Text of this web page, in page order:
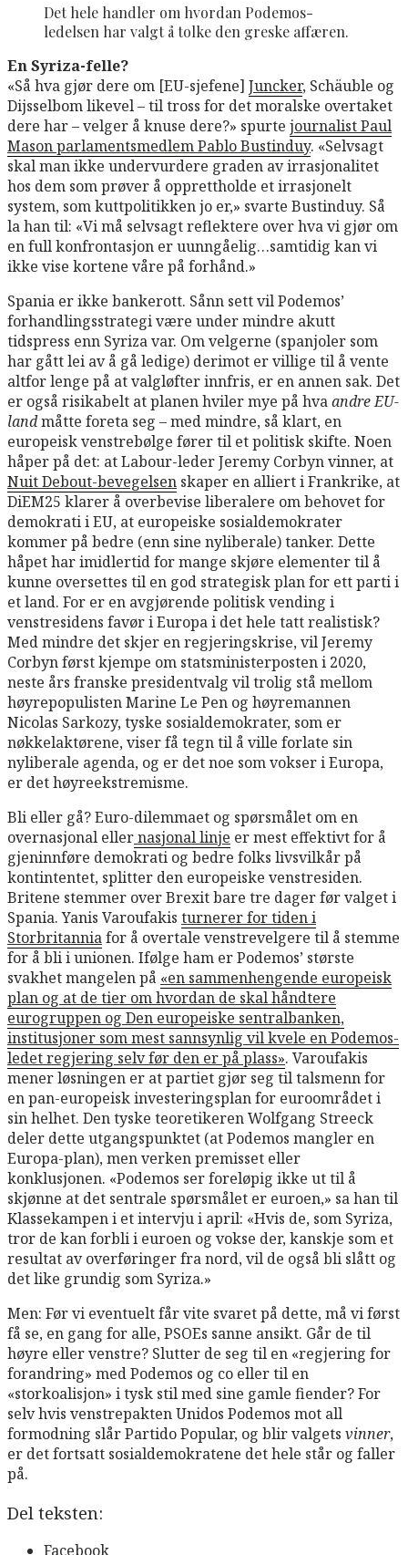
Det hele handler om hvordan Podemos-
ledelsen har valgt å tolke den greske affæren.
En Syriza-felle?
«Så hva gjør dere om [EU-sjefene] Juncker, Schäuble og
Dijsselbom likevel – til tross for det moralske overtaket
dere har – velger å knuse dere?» spurte journalist Paul
Mason parlamentsmedlem Pablo Bustinduy. «Selvsagt
skal man ikke undervurdere graden av irrasjonalitet
hos dem som prøver å opprettholde et irrasjonelt
system, som kuttpolitikken jo er,» svarte Bustinduy. Så
la han til: «Vi må selvsagt reflektere over hva vi gjør om
en full konfrontasjon er uunngåelig…samtidig kan vi
ikke vise kortene våre på forhånd.»
Spania er ikke bankerott. Sånn sett vil Podemos’
forhandlingsstrategi være under mindre akutt
tidspress enn Syriza var. Om velgerne (spanjoler som
har gått lei av å gå ledige) derimot er villige til å vente
altfor lenge på at valgløfter innfris, er en annen sak. Det
er også risikabelt at planen hviler mye på hvaandre EU-
landmåtte foreta seg – med mindre, så klart, en
europeisk venstrebølge fører til et politisk skifte. Noen
håper på det: at Labour-leder Jeremy Corbyn vinner, at
Nuit Debout-bevegelsen skaper en alliert i Frankrike, at
DiEM25 klarer å overbevise liberalere om behovet for
demokrati i EU, at europeiske sosialdemokrater
kommer på bedre (enn sine nyliberale) tanker. Dette
håpet har imidlertid for mange skjøre elementer til å
kunne oversettes til en god strategisk plan for ett parti i
et land. For er en avgjørende politisk vending i
venstresidens favør i Europa i det hele tatt realistisk?
Med mindre det skjer en regjeringskrise, vil Jeremy
Corbyn først kjempe om statsministerposten i 2020,
neste års franske presidentvalg vil trolig stå mellom
høyrepopulisten Marine Le Pen og høyremannen
Nicolas Sarkozy, tyske sosialdemokrater, som er
nøkkelaktørene, viser få tegn til å ville forlate sin
nyliberale agenda, og er det noe som vokser i Europa,
er det høyreekstremisme.
Bli eller gå? Euro-dilemmaet og spørsmålet om en
overnasjonal ellernasjonal linje er mest effektivt for å
gjeninnføre demokrati og bedre folks livsvilkår på
kontintentet, splitter den europeiske venstresiden.
Britene stemmer over Brexit bare tre dager før valget i
Spania. Yanis Varoufakis turnerer for tiden i
Storbritanniafor å overtale venstrevelgere til å stemme
for å bli i unionen. Ifølge ham er Podemos’ største
svakhet mangelen på «en sammenhengende europeisk
plan og at de tier om hvordan de skal håndtere
eurogruppen og Den europeiske sentralbanken,
institusjoner som mest sannsynlig vil kvele en Podemos-
ledet regjering selv før den er på plass». Varoufakis
mener løsningen er at partiet gjør seg til talsmenn for
en pan-europeisk investeringsplan for euroområdet i
sin helhet. Den tyske teoretikeren Wolfgang Streeck
deler dette utgangspunktet (at Podemos mangler en
Europa-plan), men verken premisset eller
konklusjonen. «Podemos ser foreløpig ikke ut til å
skjønne at det sentrale spørsmålet er euroen,» sa han til
Klassekampen i et intervju i april: «Hvis de, som Syriza,
tror de kan forbli i euroen og vokse der, kanskje som et
resultat av overføringer fra nord, vil de også bli slått og
det like grundig som Syriza.»
Men: Før vi eventuelt får vite svaret på dette, må vi først
få se, en gang for alle, PSOEs sanne ansikt. Går de til
høyre eller venstre? Slutter de seg til en «regjering for
forandring» med Podemos og co eller til en
«storkoalisjon» i tysk stil med sine gamle fiender? For
selv hvis venstrepakten Unidos Podemos mot all
formodning slår Partido Popular, og blir valgets vinner,
er det fortsatt sosialdemokratene det hele står og faller
på.
Del teksten:
Facebook